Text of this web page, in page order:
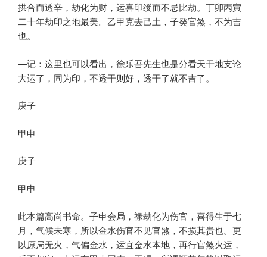
拱合而透辛，劫化为财，运喜印绶而不忌比劫。丁卯丙寅
二十年劫印之地最美。乙甲克去己土，子癸官煞，不为吉
也。
—记：这里也可以看出，徐乐吾先生也是分看天干地支论
大运了，同为印，不透干则好，透干了就不吉了。
庚子
甲申
庚子
甲申
此本篇高尚书命。子申会局，禄劫化为伤官，喜得生于七
月，气候未寒，所以金水伤官不见官煞，不损其贵也。更
以原局无火，气偏金水，运宜金水本地，再行官煞火运，